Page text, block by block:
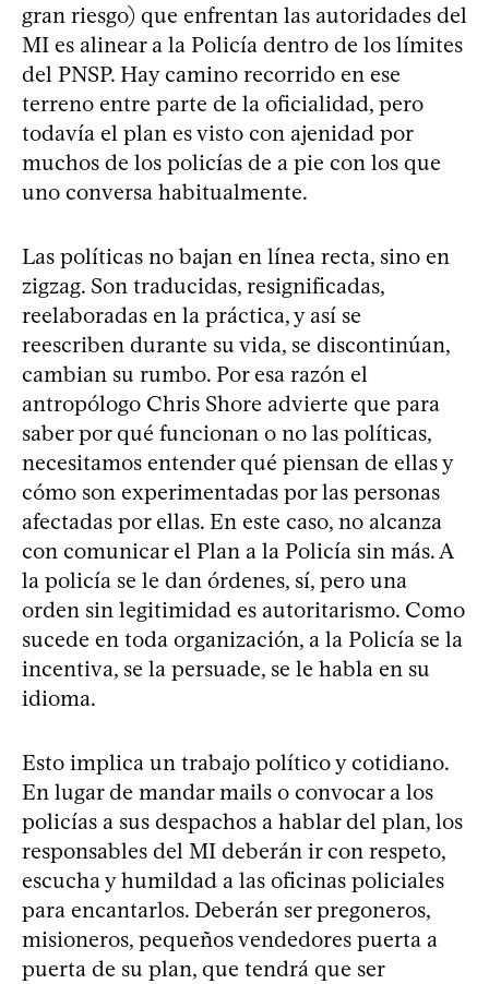
gran riesgo) que enfrentan las autoridades del
MI es alinear a la Policía dentro de los límites
del PNSP. Hay camino recorrido en ese
terreno entre parte de la oficialidad, pero
todavía el plan es visto con ajenidad por
muchos de los policías de a pie con los que
uno conversa habitualmente.
Las políticas no bajan en línea recta, sino en
zigzag. Son traducidas, resignificadas,
reelaboradas en la práctica, y así se
reescriben durante su vida, se discontinúan,
cambian su rumbo. Por esa razón el
antropólogo Chris Shore advierte que para
saber por qué funcionan o no las políticas,
necesitamos entender qué piensan de ellas y
cómo son experimentadas por las personas
afectadas por ellas. En este caso, no alcanza
con comunicar el Plan a la Policía sin más. A
la policía se le dan órdenes, sí, pero una
orden sin legitimidad es autoritarismo. Como
sucede en toda organización, a la Policía se la
incentiva, se la persuade, se le habla en su
idioma.
Esto implica un trabajo político y cotidiano.
En lugar de mandar mails o convocar a los
policías a sus despachos a hablar del plan, los
responsables del MI deberán ir con respeto,
escucha y humildad a las oficinas policiales
para encantarlos. Deberán ser pregoneros,
misioneros, pequeños vendedores puerta a
puerta de su plan, que tendrá que ser